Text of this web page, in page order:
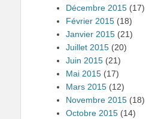
Décembre 2015 (17)
Février 2015 (18)
Janvier 2015 (21)
Juillet 2015 (20)
Juin 2015 (21)
Mai 2015 (17)
Mars 2015 (12)
Novembre 2015 (18)
Octobre 2015 (14)